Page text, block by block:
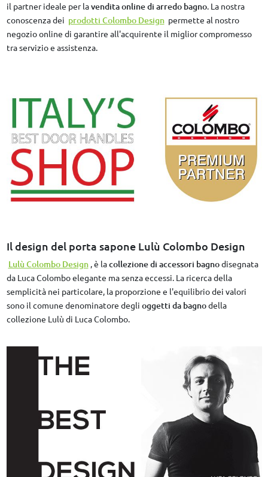
il partner ideale per lavendita online di arredo bagno. La nostra
conoscenza dei prodotti Colombo Design permette al nostro
negozio online di garantire all'acquirente il miglior compromesso
tra servizio e assistenza.
Il design del porta sapone Lulù Colombo Design
Lulù Colombo Design , è lacollezione di accessori bagnodisegnata
da Luca Colombo elegante ma senza eccessi. La ricerca della
semplicità nei particolare, la proporzione e l'equilibrio dei valori
sono il comune denominatore degli oggetti da bagnodella
collezione Lulù di Luca Colombo.